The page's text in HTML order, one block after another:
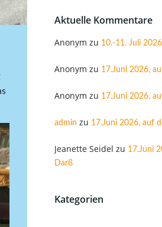
Aktuelle Kommentare
Anonym zu 10.-11. Juli
Anonym zu 17.Juni 2026,
Anonym zu 17.Juni 2026,
admin zu 17.Juni 2026, auf
Jeanette Seidel zu 17.Juni
Darß
Kategorien